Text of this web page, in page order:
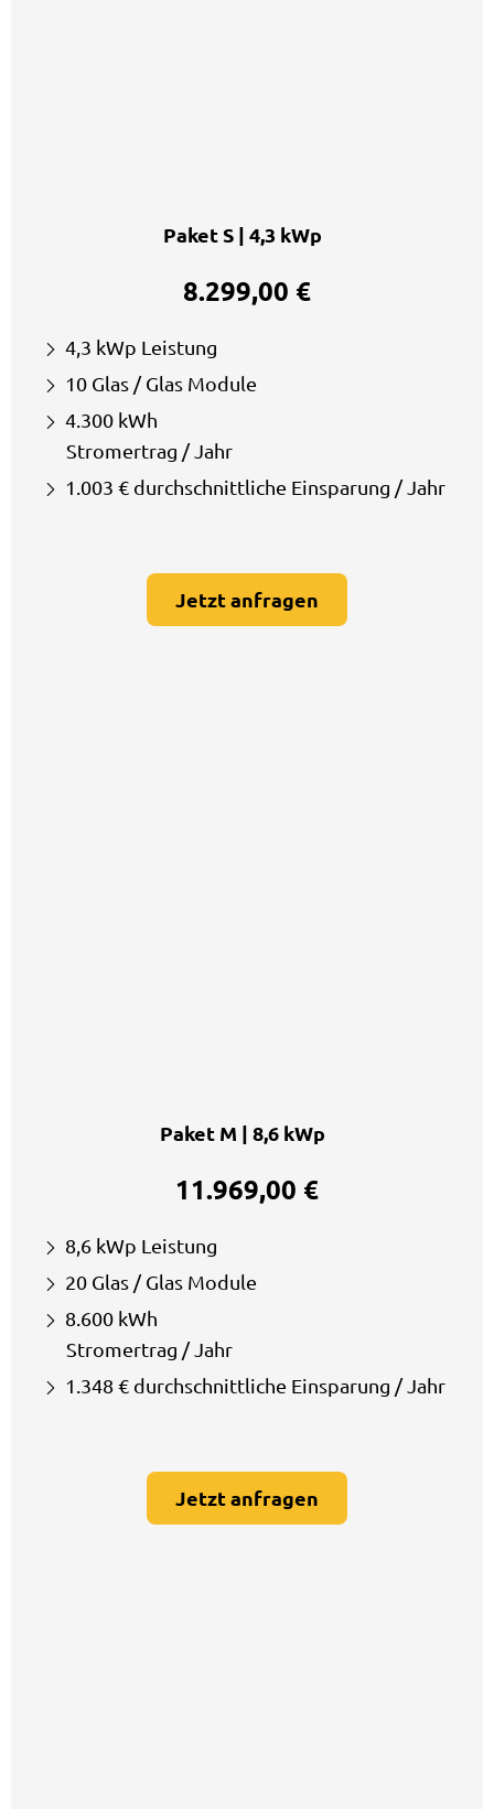
Paket S | 4,3 kWp
8.299,00 €
4,3 kWp Leistung
10 Glas / Glas Module
4.300 kWh
Stromertrag / Jahr
1.003 € durchschnittliche Einsparung / Jahr
Jetzt anfragen
Paket M | 8,6 kWp
11.969,00 €
8,6 kWp Leistung
20 Glas / Glas Module
8.600 kWh
Stromertrag / Jahr
1.348 € durchschnittliche Einsparung / Jahr
Jetzt anfragen